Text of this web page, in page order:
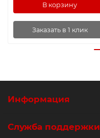
В корзину
Заказать в 1 клик
Информация
Служба поддержки